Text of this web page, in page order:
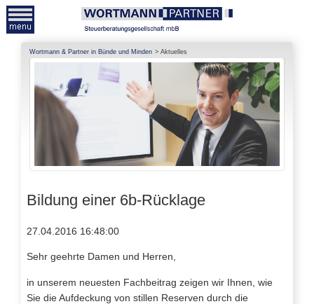
Wortmann & Partner in Bünde und Minden Aktuelles
Bildung einer 6b-Rücklage
27.04.2016 16:48:00
Sehr geehrte Damen und Herren,
in unserem neuesten Fachbeitrag zeigen wir Ihnen, wie
Sie die Aufdeckung von stillen Reserven durch die